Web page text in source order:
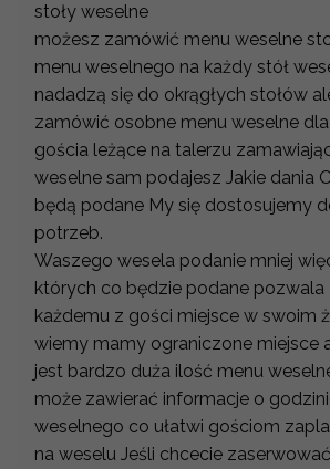
stoły weselne
możesz zamówić menu weselne
menu weselnego na każdy stół
nadadzą się do okrągłych stołów
zamówić osobne menu weselne
gościa leżące na talerzu
weselne sam podajesz Jakie dania
będą podane My się dostosujemy
potrzeb.
Waszego wesela podanie mniej
których co będzie podane
każdemu z gości miejsce w swoim
wiemy mamy ograniczone miejsce
jest bardzo duża ilość menu
może zawierać informacje o
weselnego co ułatwi gościom
na weselu Jeśli chcecie